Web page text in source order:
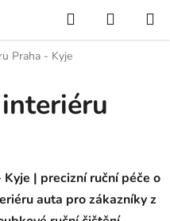
Hledat
KOŠÍK
Praha - Kyje
| precizní ruční péče o
auta pro zákazníky z